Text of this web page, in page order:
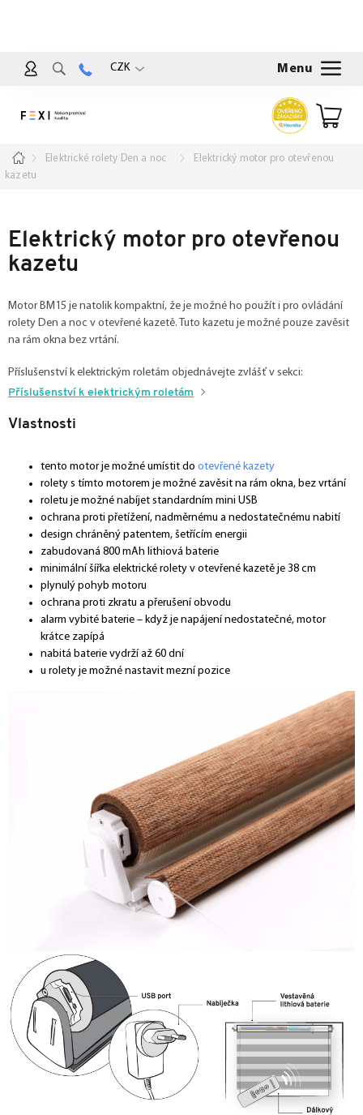
CZK
DomůElektrické rolety Den a noc
Elektrický motor pro otevřenou
kazetu
Elektrický motor pro otevřenou
kazetu
Motor BM15 je natolik kompaktní, že je možné ho použít i pro ovládání
rolety Den a noc v otevřené kazetě. Tuto kazetu je možné pouze zavěsit
na rám okna bez vrtání.
Příslušenství k elektrickým roletám objednávejte zvlášť v sekci:
Příslušenství k elektrickým roletám
Vlastnosti
tento motor je možné umístit do otevřené kazety
rolety s tímto motorem je možné zavěsit na rám okna, bez vrtání
roletu je možné nabíjet standardním mini USB
ochrana proti přetížení, nadměrnému a nedostatečnému nabití
design chráněný patentem, šetřícím energii
zabudovaná 800 mAh lithiová baterie
minimální šířka elektrické rolety v otevřené kazetě je 38 cm
plynulý pohyb motoru
ochrana proti zkratu a přerušení obvodu
alarm vybité baterie – když je napájení nedostatečné, motor
krátce zapípá
nabitá baterie vydrží až 60 dní
u rolety je možné nastavit mezní pozice